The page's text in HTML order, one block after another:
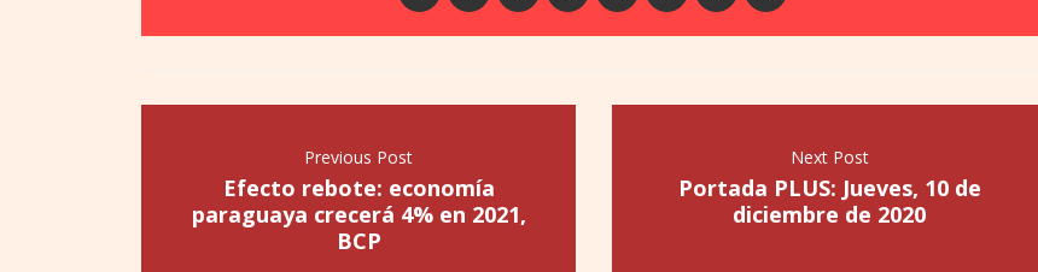
Previous Post
Efecto rebote: economía
paraguaya crecerá 4% en 2021,
BCP
Next Post
Portada PLUS: Jueves, 10 de
diciembre de 2020